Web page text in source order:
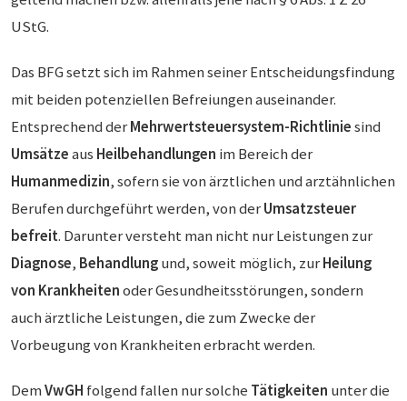
UStG.
Das BFG setzt sich im Rahmen seiner Entscheidungsfindung
mit beiden potenziellen Befreiungen auseinander.
Entsprechend derMehrwertsteuersystem-Richtliniesind
Umsätzeaus Heilbehandlungen im Bereich der
Humanmedizin, sofern sie von ärztlichen und arztähnlichen
Berufen durchgeführt werden, von derUmsatzsteuer
befreit. Darunter versteht man nicht nur Leistungen zur
Diagnose, Behandlungund, soweit möglich, zurHeilung
von Krankheitenoder Gesundheitsstörungen, sondern
auch ärztliche Leistungen, die zum Zwecke der
Vorbeugung von Krankheiten erbracht werden.
DemVwGH folgend fallen nur solche Tätigkeiten unter die